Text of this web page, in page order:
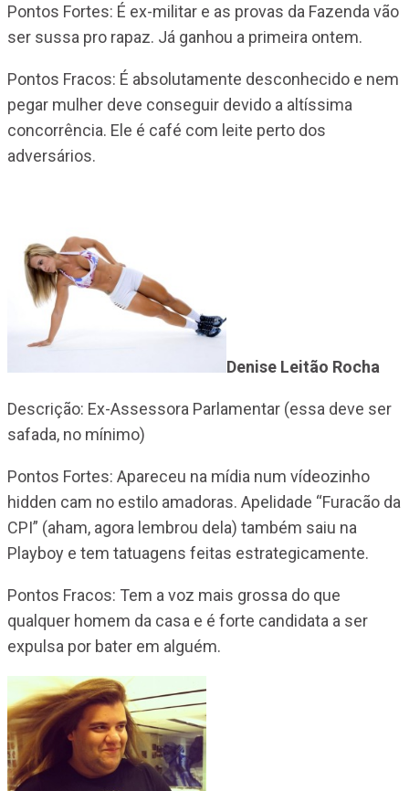
Pontos Fortes: É ex-militar e as provas da Fazenda vão
ser sussa pro rapaz. Já ganhou a primeira ontem.
Pontos Fracos: É absolutamente desconhecido e nem
pegar mulher deve conseguir devido a altíssima
concorrência. Ele é café com leite perto dos
adversários.
Denise Leitão Rocha
Descrição: Ex-Assessora Parlamentar (essa deve ser
safada, no mínimo)
Pontos Fortes: Apareceu na mídia num vídeozinho
hidden cam no estilo amadoras. Apelidade “Furacão da
CPI” (aham, agora lembrou dela) também saiu na
Playboy e tem tatuagens feitas estrategicamente.
Pontos Fracos: Tem a voz mais grossa do que
qualquer homem da casa e é forte candidata a ser
expulsa por bater em alguém.